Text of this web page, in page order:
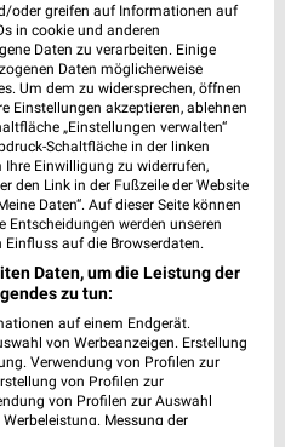
Uhr | Geöffnet
2 Prospekte
Iserlohn
Ring 5
1 Prospekt
oder greifen auf Informationen auf
in cookie und anderen
Daten zu verarbeiten. Einige
Daten möglicherweise
Um dem zu widersprechen, öffnen
Einstellungen akzeptieren, ablehnen
„Einstellungen verwalten“
Schaltfläche in der linken
Ihre Einwilligung zu widerrufen,
den Link in der Fußzeile der Website
Daten“. Auf dieser Seite können
Entscheidungen werden unseren
auf die Browserdaten.
Daten, um die Leistung der
zu tun:
auf einem Endgerät.
von Werbeanzeigen. Erstellung
Verwendung von Profilen zur
von Profilen zur
von Profilen zur Auswahl
Messung der